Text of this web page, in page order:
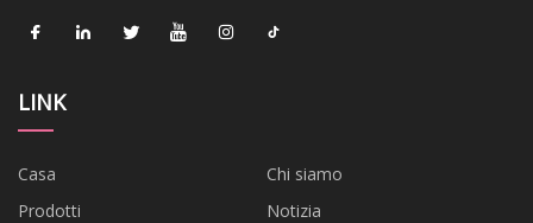
LINK
Casa
Chi siamo
Prodotti
Notizia